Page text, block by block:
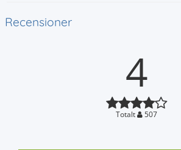
Recensioner
4
Totalt 507